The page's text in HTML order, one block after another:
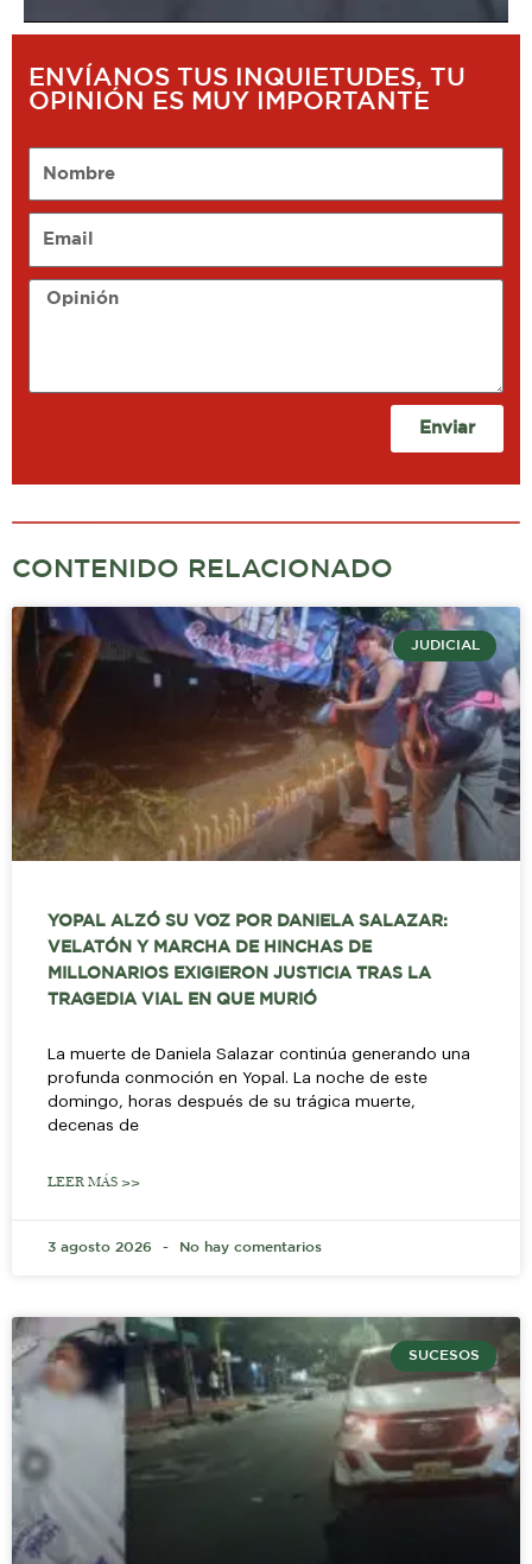
ENVÍANOS TUS INQUIETUDES, TU
OPINIÓN ES MUY IMPORTANTE
Opinión
Enviar
CONTENIDO RELACIONADO
JUDICIAL
YOPAL ALZÓ SU VOZ POR DANIELA SALAZAR:
VELATÓN Y MARCHA DE HINCHAS DE
MILLONARIOS EXIGIERON JUSTICIA TRAS LA
TRAGEDIA VIAL EN QUE MURIÓ
La muerte de Daniela Salazar continúa generando una
profunda conmoción en Yopal. La noche de este
domingo, horas después de su trágica muerte,
decenas de
LEER MÁS >>
3 agosto 2026 No hay comentarios
SUCESOS